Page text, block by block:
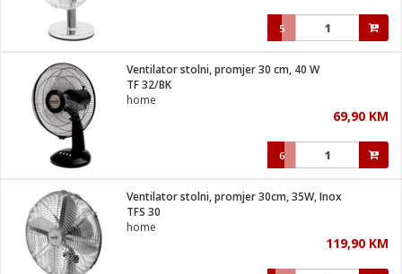
5
Ventilator stolni, promjer 30 cm, 40 W
TF 32/BK
home
69,90 KM
6
Ventilator stolni, promjer 30cm, 35W, Inox
TFS 30
home
119,90 KM